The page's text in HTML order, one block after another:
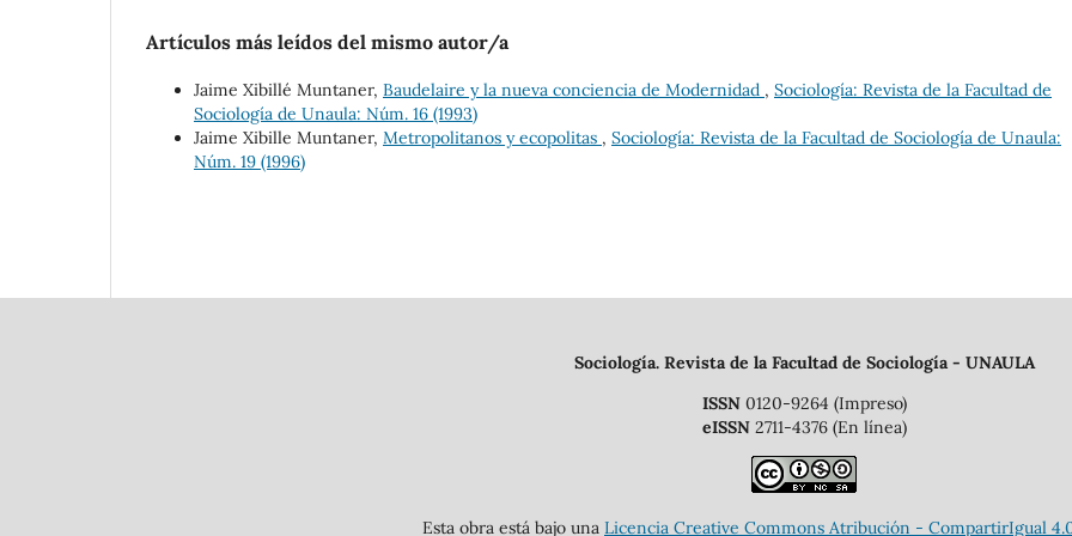
Artículos más leídos del mismo autor/a
Jaime Xibillé Muntaner, Baudelaire y la nueva conciencia de Modernidad , Sociología: Revista de la Facultad de
Sociología de Unaula: Núm. 16 (1993)
Jaime Xibille Muntaner, Metropolitanos y ecopolitas , Sociología: Revista de la Facultad de Sociología de Unaula:
Núm. 19 (1996)
Sociología. Revista de la Facultad de Sociología - UNAULA
ISSN0120-9264 (Impreso)
eISSN2711-4376 (En línea)
Esta obra está bajo una Licencia Creative Commons Atribución - CompartirIgual